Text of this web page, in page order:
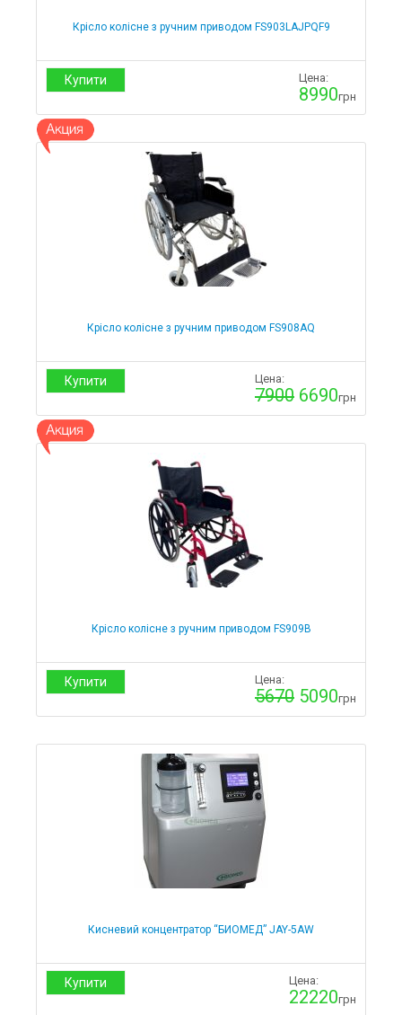
Крісло колісне з ручним приводом FS903LAJPQF9
Купити Цена:
8990грн
Крісло колісне з ручним приводом FS908AQ
Купити Цена:
7900 6690грн
Крісло колісне з ручним приводом FS909B
Купити Цена:
5670 5090грн
Кисневий концентратор “БИОМЕД” JAY-5AW
Купити Цена:
22220грн